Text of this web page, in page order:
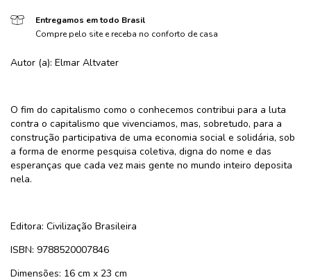
Entregamos em todo Brasil
Compre pelo site e receba no conforto de casa
Autor (a): Elmar Altvater
O fim do capitalismo como o conhecemos contribui para a luta
contra o capitalismo que vivenciamos, mas, sobretudo, para a
construção participativa de uma economia social e solidária, sob
a forma de enorme pesquisa coletiva, digna do nome e das
esperanças que cada vez mais gente no mundo inteiro deposita
nela.
Editora: Civilização Brasileira
ISBN: 9788520007846
Dimensões: 16 cm x 23 cm